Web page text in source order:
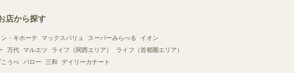
店から探す
ン・キホーテ マックスバリュ スーパーみらべる
イオン
万代 マルエツ ライフ（関西エリア）
ライフ（首都圏エリア）
こうべ バロー 三和 デイリーカナート